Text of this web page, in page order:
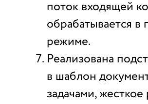
поток входящей
обрабатывается
режиме.
Реализована
в шаблон
задачами,